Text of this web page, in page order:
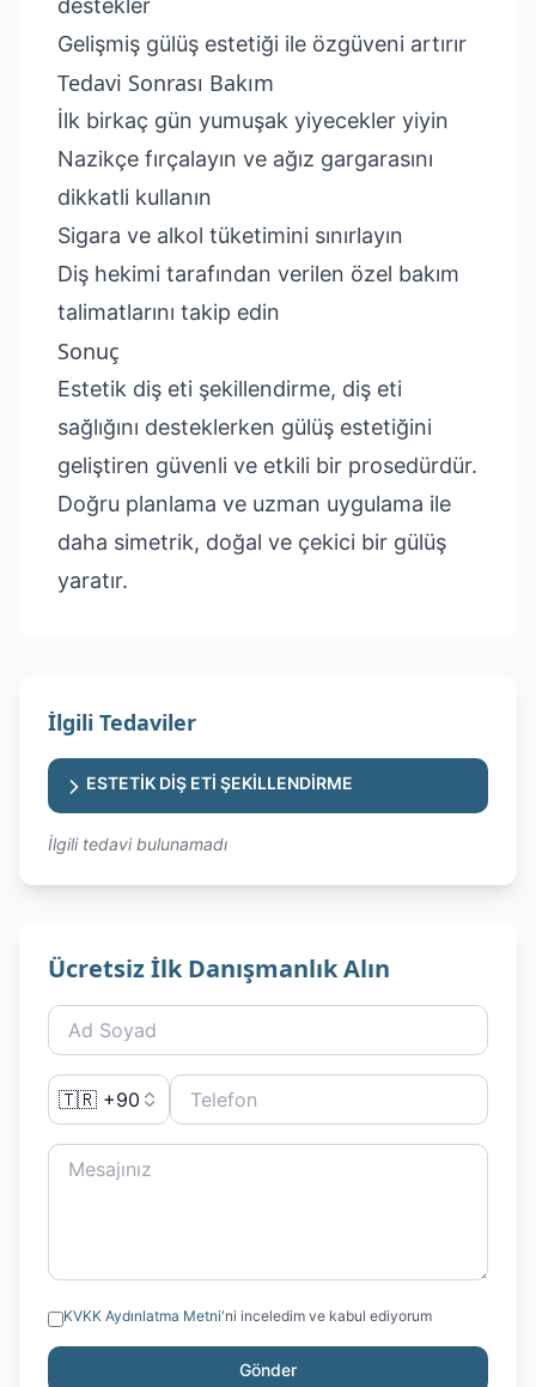
İlgili Tedaviler
ESTETİK DİŞ ETİ ŞEKİLLENDİRME
İlgili tedavi bulunamadı
destekler
Gelişmiş gülüş estetiği ile özgüveni artırır
Tedavi Sonrası Bakım
İlk birkaç gün yumuşak yiyecekler yiyin
Nazikçe fırçalayın ve ağız gargarasını
dikkatli kullanın
Sigara ve alkol tüketimini sınırlayın
Diş hekimi tarafından verilen özel bakım
talimatlarını takip edin
Sonuç
Estetik diş eti şekillendirme, diş eti
sağlığını desteklerken gülüş estetiğini
geliştiren güvenli ve etkili bir prosedürdür.
Doğru planlama ve uzman uygulama ile
daha simetrik, doğal ve çekici bir gülüş
yaratır.
Ücretsiz İlk Danışmanlık Alın
🇹🇷 +90
KVKK Aydınlatma Metni'ni inceledim ve kabul ediyorum
Gönder